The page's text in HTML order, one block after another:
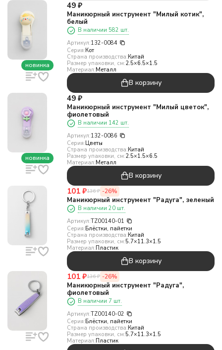
новинка
49 ₽
Маникюрный инструмент "Милый котик",
белый
В наличии 582 шт.
Артикул:132-0084
Серия:Кот
Страна производства:Китай
Размер упаковки, см:2.5×6.5×1.5
Материал:Металл
В корзину
новинка
49 ₽
Маникюрный инструмент "Милый цветок",
фиолетовый
В наличии 142 шт.
Артикул:132-0086
Серия:Цветы
Страна производства:Китай
Размер упаковки, см:2.5×1.5×6.5
Материал:Металл
В корзину
101 ₽136 ₽ -26%
Маникюрный инструмент "Радуга", зеленый
В наличии 20 шт.
Артикул:TZ00140-01
Серия:Блёстки, пайетки
Страна производства:Китай
Размер упаковки, см:5.7×11.3×1.5
Материал:Пластик
В корзину
101 ₽136 ₽ -26%
Маникюрный инструмент "Радуга",
фиолетовый
В наличии 7 шт.
Артикул:TZ00140-02
Серия:Блёстки, пайетки
Страна производства:Китай
Размер упаковки, см:5.7×11.3×1.5
Материал:Пластик